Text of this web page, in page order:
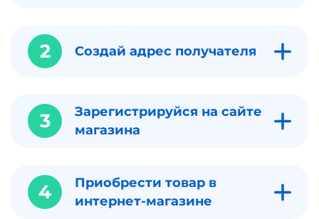
2 Создай адрес получателя
3
Зарегистрируйся на сайте
магазина
4
Приобрести товар в
интернет-магазине